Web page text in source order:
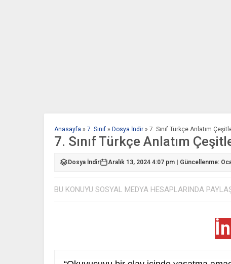
Anasayfa » 7. Sınıf » Dosya İndir » 7. Sınıf Türkçe Anlatım
7. Sınıf Türkçe Anlatım
Dosya İndir Aralık 13, 2024 4:07 pm | Güncellenme:
BU KONUYU SOSYAL MEDYA HESAPLARINDA